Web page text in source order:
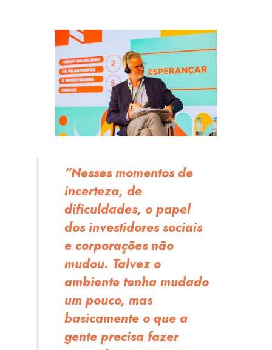
“Nesses momentos de
incerteza, de
dificuldades, o papel
dos investidores sociais
e corporações não
mudou. Talvez o
ambiente tenha mudado
um pouco, mas
basicamente o que a
gente precisa fazer